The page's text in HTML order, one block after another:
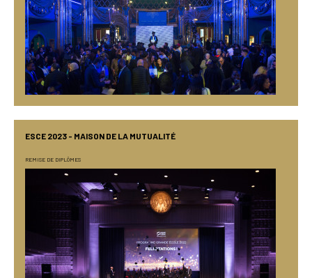
ESCE 2023 - MAISON DE LA MUTUALITÉ
REMISE DE DIPLÔMES